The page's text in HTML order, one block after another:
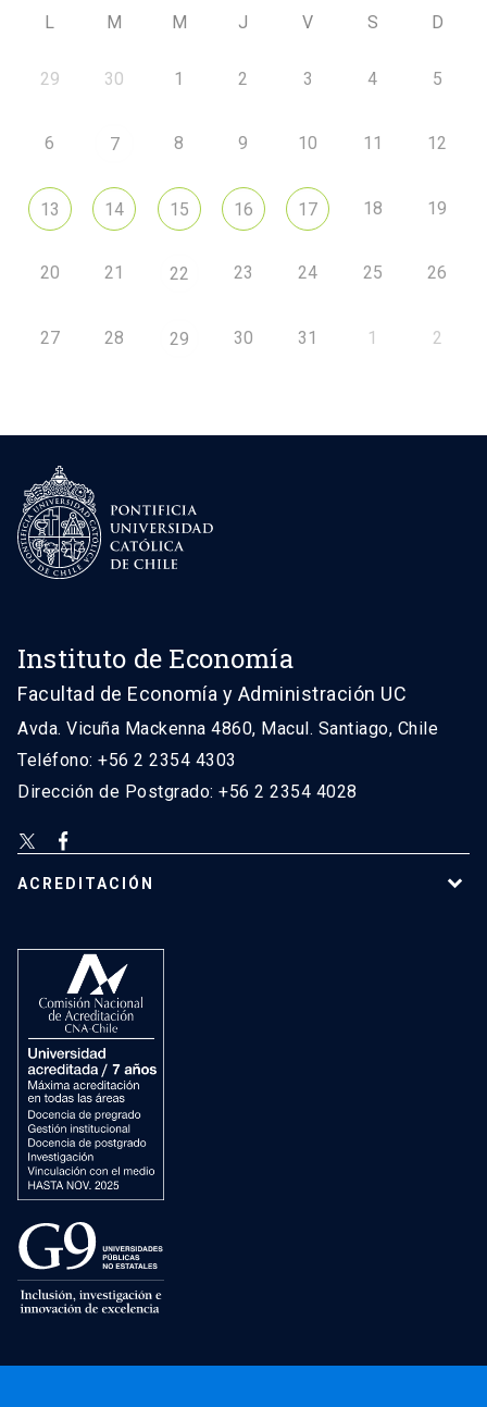
L M M J V S D
29 30 1 2 3 4 5
6 7 8 9 10 11 12
13 14 15 16 17 18 19
20 21 22 23 24 25 26
27 28 29 30 31 1 2
Instituto de Economía
Facultad de Economía y Administración UC
Avda. Vicuña Mackenna 4860, Macul. Santiago, Chile
Teléfono: +56 2 2354 4303
Dirección de Postgrado: +56 2 2354 4028
ACREDITACIÓN